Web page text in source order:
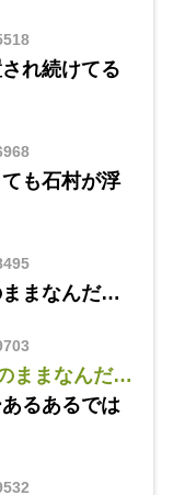
れ続けてる
も石村が浮
ままなんだ…
ままなんだ…
るあるでは